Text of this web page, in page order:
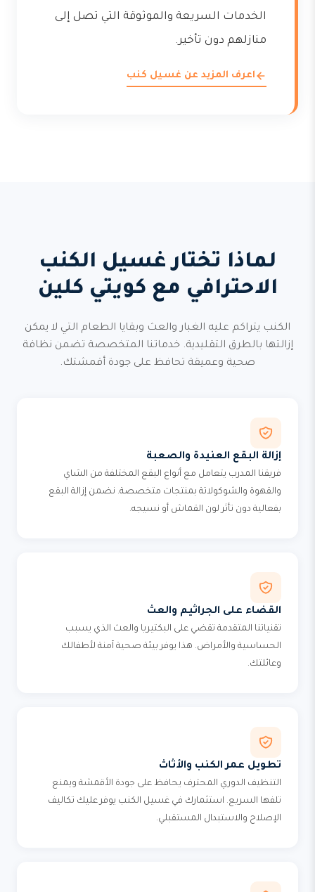
الخدمات السريعة والموثوقة التي تصل إلى
منازلهم دون تأخير.
اعرف المزيد عن غسيل كنب
لماذا تختار غسيل الكنب
الاحترافي مع كويتي كلين
الكنب يتراكم عليه الغبار والعث وبقايا الطعام التي لا يمكن
إزالتها بالطرق التقليدية. خدماتنا المتخصصة تضمن نظافة
صحية وعميقة تحافظ على جودة أقمشتك.
إزالة البقع العنيدة والصعبة
فريقنا المدرب يتعامل مع أنواع البقع المختلفة من الشاي
والقهوة والشوكولاتة بمنتجات متخصصة. نضمن إزالة البقع
بفعالية دون تأثر لون القماش أو نسيجه.
القضاء على الجراثيم والعث
تقنياتنا المتقدمة تقضي على البكتيريا والعث الذي يسبب
الحساسية والأمراض. هذا يوفر بيئة صحية آمنة لأطفالك
وعائلتك.
تطويل عمر الكنب والأثاث
التنظيف الدوري المحترف يحافظ على جودة الأقمشة ويمنع
تلفها السريع. استثمارك في غسيل الكنب يوفر عليك تكاليف
الإصلاح والاستبدال المستقبلي.